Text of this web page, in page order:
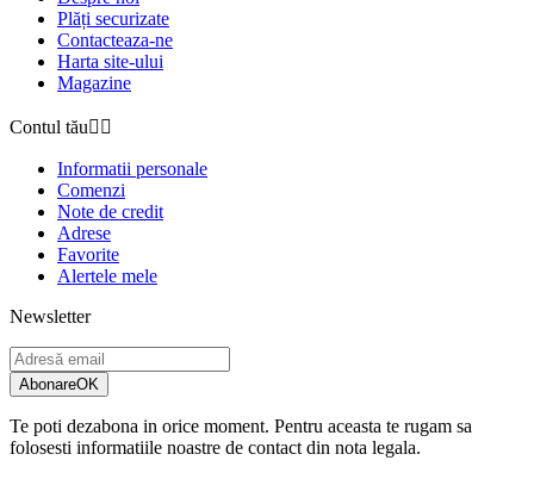
Plăți securizate
Contacteaza-ne
Harta site-ului
Magazine
Contul tău 
Informatii personale
Comenzi
Note de credit
Adrese
Favorite
Alertele mele
Newsletter
AbonareOK
Te poti dezabona in orice moment. Pentru aceasta te rugam sa
folosesti informatiile noastre de contact din nota legala.